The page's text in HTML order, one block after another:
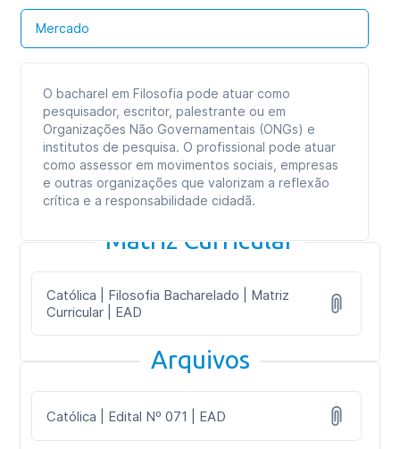
Mercado
O bacharel em Filosofia pode atuar como
pesquisador, escritor, palestrante ou em
Organizações Não Governamentais (ONGs) e
institutos de pesquisa. O profissional pode atuar
como assessor em movimentos sociais, empresas
e outras organizações que valorizam a reflexão
crítica e a responsabilidade cidadã.
Matriz Curricular
Católica | Filosofia Bacharelado | Matriz
Curricular | EAD
Arquivos
Católica | Edital Nº 071 | EAD